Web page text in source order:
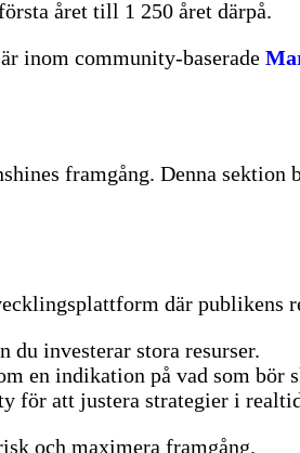
året till 1 250 året därpå.
inom community-baserade
framgång. Denna
där publikens
du investerar stora resurser.
en indikation på vad som bör
för att justera strategier i
och maximera framgång.